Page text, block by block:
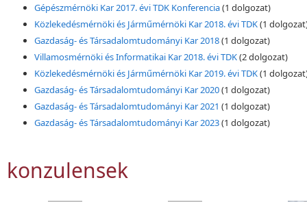
Gépészmérnöki Kar 2017. évi TDK Konferencia(1 dolgozat)
Közlekedésmérnöki és Járműmérnöki Kar 2018. évi TDK(1
Gazdaság- és Társadalomtudományi Kar 2018(1 dolgozat)
Villamosmérnöki és Informatikai Kar 2018. évi TDK(2 dolgozat)
Közlekedésmérnöki és Járműmérnöki Kar 2019. évi TDK(1
Gazdaság- és Társadalomtudományi Kar 2020(1 dolgozat)
Gazdaság- és Társadalomtudományi Kar 2021 (1 dolgozat)
Gazdaság- és Társadalomtudományi Kar 2023(1 dolgozat)
konzulensek